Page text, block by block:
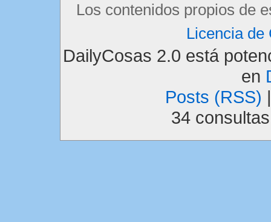
Los contenidos propios de
Licencia de
DailyCosas 2.0 está
en
Posts (RSS)
34